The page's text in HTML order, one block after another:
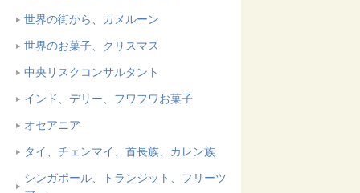
世界の街から、カメルーン
世界のお菓子、クリスマス
中央リスクコンサルタント
インド、デリー、フワフワお菓子
オセアニア
タイ、チェンマイ、首長族、カレン族
シンガポール、トランジット、フリーツ